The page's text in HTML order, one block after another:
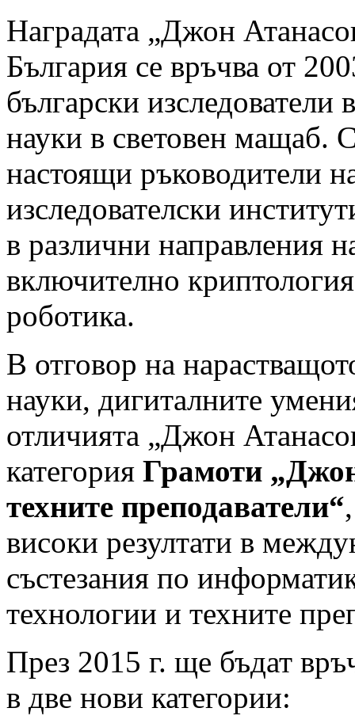
Наградата „Джон
България се връчва от
български
науки в световен мащаб.
настоящи ръководители
изследователски
в различни направления
включително
роботика.
В отговор на
науки, дигиталните
отличията „Джон
категория Грамоти
техните преподаватели“
високи резултати в
състезания по
технологии и техните
През 2015 г. ще бъдат
в две нови категории: